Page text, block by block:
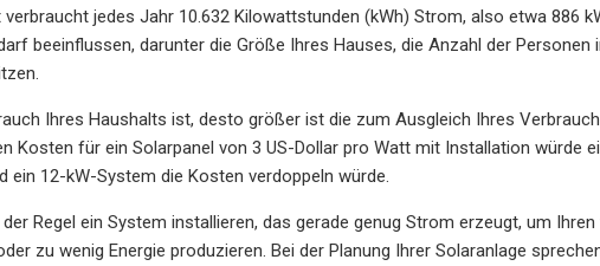
jedes Jahr 10.632 Kilowattstunden (kWh) Strom, also etwa 886
beeinflussen, darunter die Größe Ihres Hauses, die Anzahl der Personen
Ihres Haushalts ist, desto größer ist die zum Ausgleich Ihres
Kosten für ein Solarpanel von 3 US-Dollar pro Watt mit Installation würde
ein 12-kW-System die Kosten verdoppeln würde.
Regel ein System installieren, das gerade genug Strom erzeugt, um
zu wenig Energie produzieren. Bei der Planung Ihrer Solaranlage